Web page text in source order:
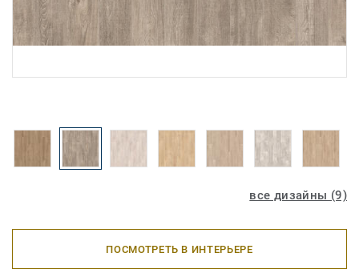
все дизайны (9)
ПОСМОТРЕТЬ В ИНТЕРЬЕРЕ